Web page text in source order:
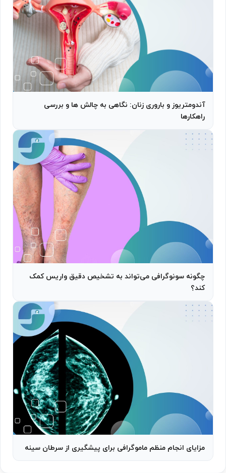
آندومتریوز و باروری زنان: نگاهی به چالش ها و بررسی
راهکارها
چگونه سونوگرافی می‌تواند به تشخیص دقیق واریس کمک
کند؟
مزایای انجام منظم ماموگرافی برای پیشگیری از سرطان سینه